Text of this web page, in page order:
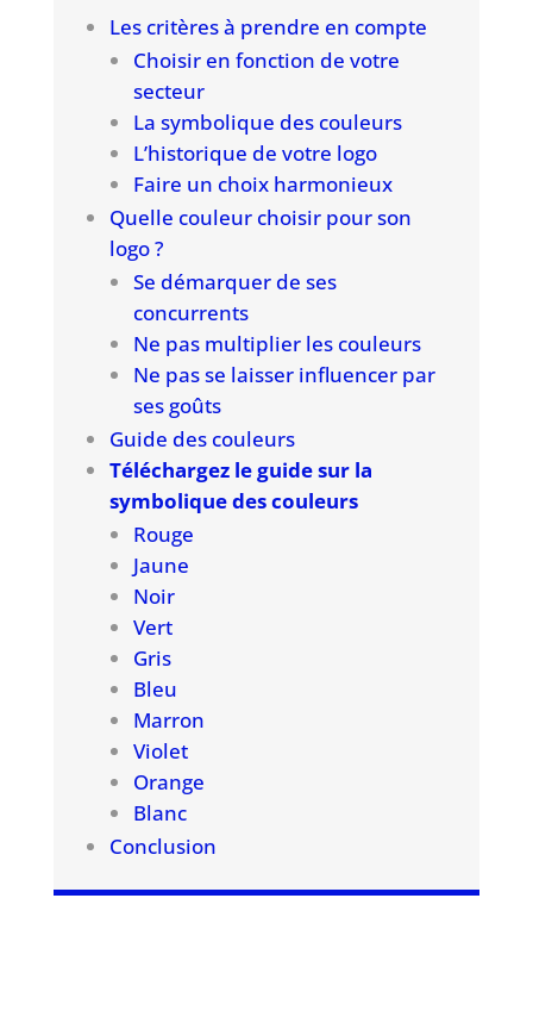
Les critères à prendre en compte
Choisir en fonction de votre
secteur
La symbolique des couleurs
L’historique de votre logo
Faire un choix harmonieux
Quelle couleur choisir pour son
logo ?
Se démarquer de ses
concurrents
Ne pas multiplier les couleurs
Ne pas se laisser influencer par
ses goûts
Guide des couleurs
Téléchargez le guide sur la
symbolique des couleurs
Rouge
Jaune
Noir
Vert
Gris
Bleu
Marron
Violet
Orange
Blanc
Conclusion